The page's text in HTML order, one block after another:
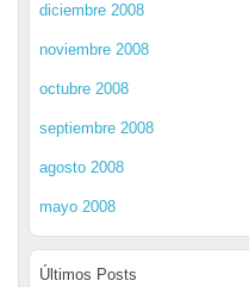
diciembre 2008
noviembre 2008
octubre 2008
septiembre 2008
agosto 2008
mayo 2008
Últimos Posts